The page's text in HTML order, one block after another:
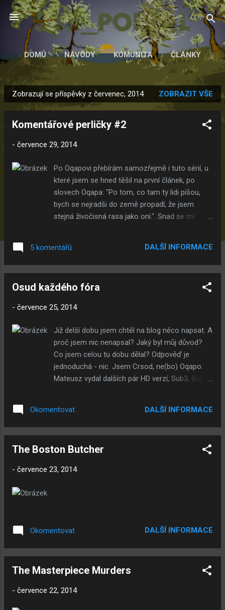
Přeskočit na hlavní obsah
DOMŮ NÁVODY KOMUNITA ČLÁNKY
P
Zobrazují se příspěvky z červenec, 2014 ZOBRAZIT VŠE
Komentářové perličky #2
- července 29, 2014
Po Oqapovi přebírám samozřejmě i tuto sérií, u
které jsem se hned těšil na první článek, po
slovech Oqapa: "Po tom, co tam ty lidi píšou,
bych se nejradši do země propadl, že jsem
stejná živočisná rasa jako oni.". Snad se mi
Submachine 6 na serveru Y Myslím si, že tento
komentář má hodně velkou hloubku. Je to,
existuje, trapna nejspíš značí, že se dotyčný při
podle mě užil. Má recht! Tohle už začíná být
Nobody cares. Vrať se zpátky k sfgame.
Bohužel musím konstatovat, že kravína se v
Submachine asi nedočkáme. Gdibi ti nigdo
nepomohl, zkus se něgdi obrátit na Gdaňsk.
Komentáře k Submachine 5 na serveru Y Víš,
ovládají šipkama... Víš, ony onlinovky nejsou
5 komentářů DALŠÍ INFORMACE
Osud každého fóra
- července 25, 2014
Již delší dobu jsem chtěl na blog něco napsat. A
proč jsem nic nenapsal? Jaký byl můj důvod?
Co jsem celou tu dobu dělal? Odpověď je
jednoduchá - nic. Jsem Crsod, ne(bo) Oqapo.
Mateusz vydal dalších pár HD verzí, Sub3, Sub4,
jeden z nejméně aktivních. Pokud si taky
pamatujete na fórum, tak to znovu upadlo do
kruh. Nevím sice, jak to měla Blacksheep s
takové zkušenosti. Druhé fórum blogu, které
odebral, to znamenalo, že fórum bylo zrušeno,
další fórum bylo založeno minulý rok, osud se
opakoval, velká aktivita, neaktivita a pak
neznámo proč bylo zrušeno poskytovatelem.
po ...
Okomentovat DALŠÍ INFORMACE
The Boston Butcher
- července 23, 2014
Okomentovat DALŠÍ INFORMACE
The Masterpiece Murders
- července 22, 2014